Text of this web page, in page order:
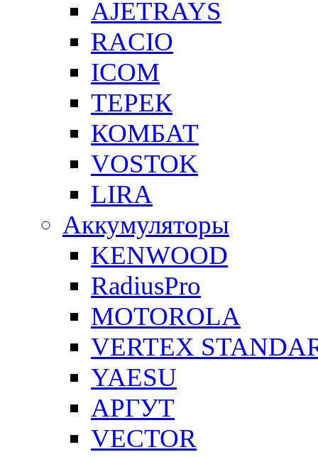
AJETRAYS
RACIO
ICOM
ТЕРЕК
КОМБАТ
VOSTOK
LIRA
Аккумуляторы
KENWOOD
RadiusPro
MOTOROLA
VERTEX
YAESU
АРГУТ
VECTOR